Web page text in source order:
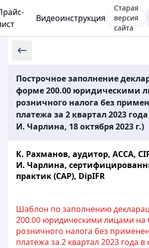
Видеоинструкция
Старая
версия
сайта
Построчное заполнение
форме 200.00 юридическими
розничного налога без
платежа за 2 квартал 2023
И. Чарлина, 18 октября 2023 г.)
К. Рахманов, аудитор, ACCA,
И. Чарлина,
практик (САР), DipIFR
Шаблон по заполнению
200.00 юридическими лицами на
розничного налога без
платежа за 2 квартал 2023 года